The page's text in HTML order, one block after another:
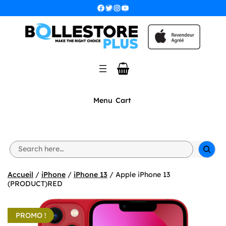
Facebook Twitter InstagramYouTube
Menu Cart
S
e
r
c
h
Accueil / iPhone / iPhone 13 / Apple iPhone 13
(PRODUCT)RED
PROMO !